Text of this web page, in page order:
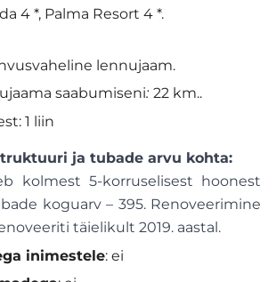
4 *, Palma Resort 4 *.
lennujaam.
saabumiseni: 22 km..
1 liin
ja tubade arvu kohta:
kolmest 5-korruselisest hoonest
koguarv – 395. Renoveerimine
täielikult 2019. aastal.
inimestele: ei